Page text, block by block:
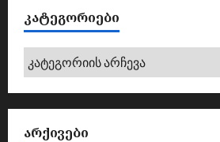
ᲙᲐᲢᲔᲒᲝᲠᲘᲔᲑᲘ
კატეგორიები
ᲐᲠᲥᲘᲕᲔᲑᲘ